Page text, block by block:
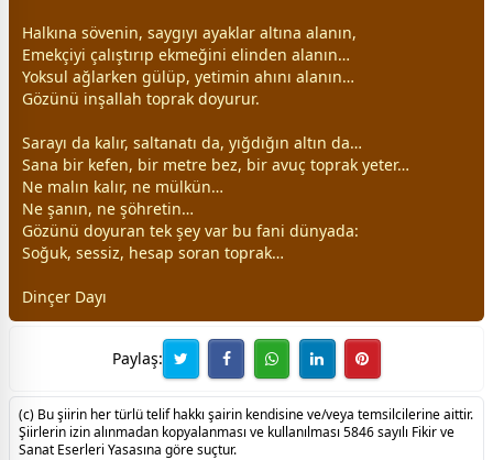
Halkına sövenin, saygıyı ayaklar altına alanın,
Emekçiyi çalıştırıp ekmeğini elinden alanın…
Yoksul ağlarken gülüp, yetimin ahını alanın…
Gözünü inşallah toprak doyurur.
Sarayı da kalır, saltanatı da, yığdığın altın da…
Sana bir kefen, bir metre bez, bir avuç toprak yeter…
Ne malın kalır, ne mülkün…
Ne şanın, ne şöhretin…
Gözünü doyuran tek şey var bu fani dünyada:
Soğuk, sessiz, hesap soran toprak…
Dinçer Dayı
Paylaş:
(c) Bu şiirin her türlü telif hakkı şairin kendisine ve/veya temsilcilerine aittir.
Şiirlerin izin alınmadan kopyalanması ve kullanılması 5846 sayılı Fikir ve
Sanat Eserleri Yasasına göre suçtur.